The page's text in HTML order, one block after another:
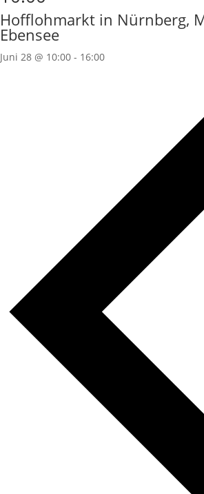
Hofflohmarkt in Nürnberg,
Ebensee
Juni 28 @ 10:00 - 16:00